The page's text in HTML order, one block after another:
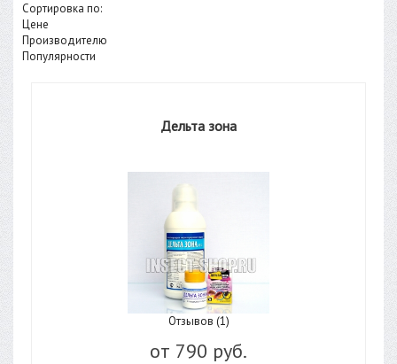
Сортировка по:
Цене
Производителю
Популярности
Дельта зона
Отзывов (1)
от 790 руб.